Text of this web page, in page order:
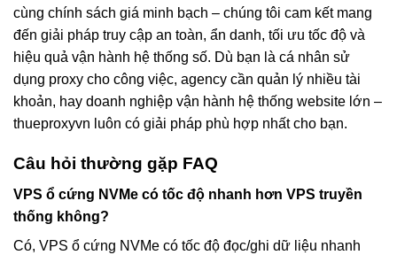
cùng chính sách giá minh bạch – chúng tôi cam kết mang
đến giải pháp truy cập an toàn, ẩn danh, tối ưu tốc độ và
hiệu quả vận hành hệ thống số. Dù bạn là cá nhân sử
dụng proxy cho công việc, agency cần quản lý nhiều tài
khoản, hay doanh nghiệp vận hành hệ thống website lớn –
thueproxyvn luôn có giải pháp phù hợp nhất cho bạn.
Câu hỏi thường gặp FAQ
VPS ổ cứng NVMe có tốc độ nhanh hơn VPS truyền
thống không?
Có, VPS ổ cứng NVMe có tốc độ đọc/ghi dữ liệu nhanh